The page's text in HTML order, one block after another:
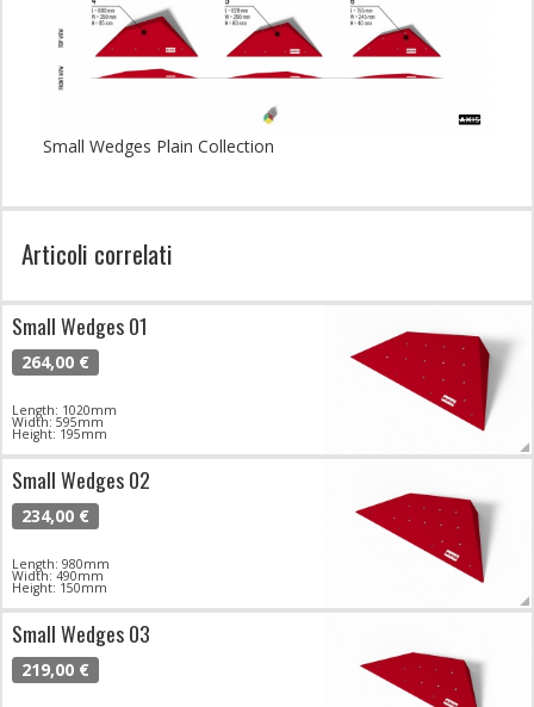
Small Wedges Plain Collection
Articoli correlati
Small Wedges 01
264,00 €
Length: 1020mm
Width: 595mm
Height: 195mm
Small Wedges 02
234,00 €
Length: 980mm
Width: 490mm
Height: 150mm
Small Wedges 03
219,00 €